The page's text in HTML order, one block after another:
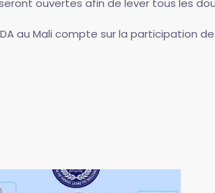
ouvertes afin de lever tous les
au Mali compte sur la participation